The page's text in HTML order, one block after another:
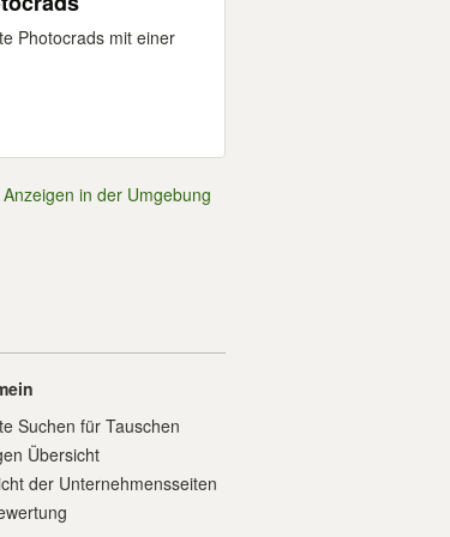
Photocrads mit einer
in der Umgebung
Suchen für Tauschen
Übersicht
der Unternehmensseiten